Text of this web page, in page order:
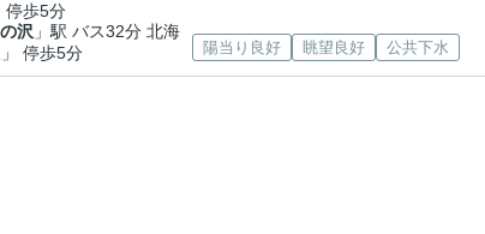
停歩5分
沢 」駅 バス32分 北海
停歩5分
陽当り良好 眺望良好 公共下水